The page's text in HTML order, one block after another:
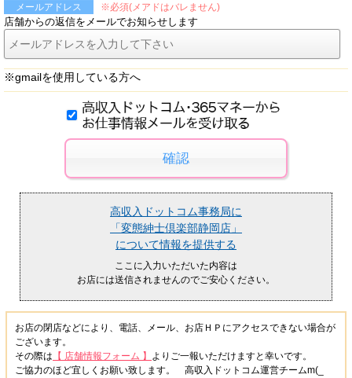
メールアドレス ※必須(メアドはバレません)
店舗からの返信をメールでお知らせします
※gmailを使用している方へ
高収入ドットコム事務局に
「変態紳士倶楽部静岡店」
について情報を提供する
ここに入力いただいた内容は
お店には送信されませんのでご安心ください。
お店の閉店などにより、電話、メール、お店ＨＰにアクセスできない場合が
ございます。
その際は 【 店舗情報フォーム 】 よりご一報いただけますと幸いです。
ご協力のほど宜しくお願い致します。 高収入ドットコム運営チームm(_